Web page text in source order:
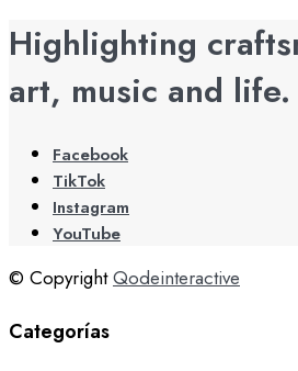
Highlighting
art, music and life.
Facebook
TikTok
Instagram
YouTube
© CopyrightQodeinteractive
Categorías